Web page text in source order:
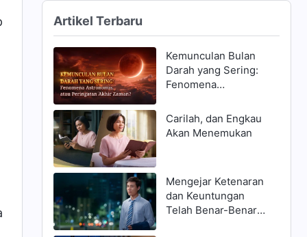
Artikel Terbaru
Kemunculan Bulan
Darah yang Sering:
Fenomena
Peringatan Akhir
Zaman?
Carilah, dan Engkau
Akan Menemukan
Mengejar Ketenaran
dan Keuntungan
Telah Benar-Benar